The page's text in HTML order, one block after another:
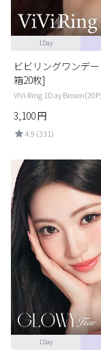
1Day
ビビリングワンデ
箱20枚]
ViVi Ring 1Day Brown(20P)
3,100円
4.9 (331)
1Day